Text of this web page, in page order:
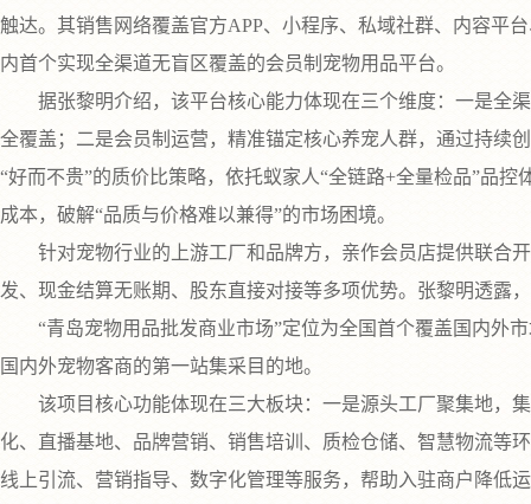
触达。其销售网络覆盖官方APP、小程序、私域社群、内容平
内首个实现全渠道无盲区覆盖的会员制宠物用品平台。
据张黎明介绍，该平台核心能力体现在三个维度：一是全渠
全覆盖；二是会员制运营，精准锚定核心养宠人群，通过持续
“好而不贵”的质价比策略，依托蚁家人“全链路+全量检品”品
成本，破解“品质与价格难以兼得”的市场困境。
针对宠物行业的上游工厂和品牌方，亲作会员店提供联合开
发、现金结算无账期、股东直接对接等多项优势。张黎明透露
“青岛宠物用品批发商业市场”定位为全国首个覆盖国内外市
国内外宠物客商的第一站集采目的地。
该项目核心功能体现在三大板块：一是源头工厂聚集地，集
化、直播基地、品牌营销、销售培训、质检仓储、智慧物流等
线上引流、营销指导、数字化管理等服务，帮助入驻商户降低